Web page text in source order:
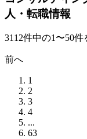
人・転職情報
3112件中の1〜50件
前へ
1
2
3
4
...
63